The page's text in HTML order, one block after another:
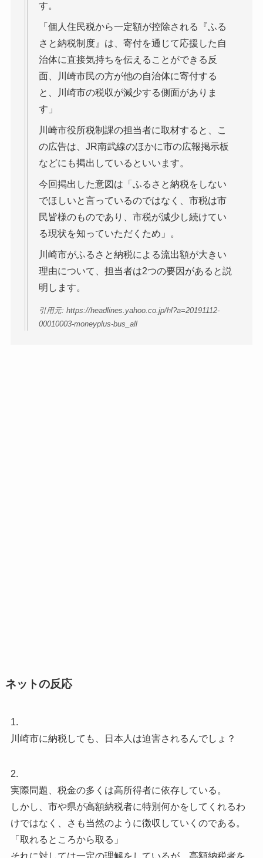
す。
「個人住民税から一定額が控除される『ふる
さと納税制度』は、寄付を通じて応援した自
治体に直接気持ちを伝えることができる反
面、川崎市民の方が他の自治体に寄付する
と、川崎市の税収が減少する側面がありま
す」
川崎市役所税制課の担当者に取材すると、こ
の広告は、JR南武線のほかに市の広報掲示板
などにも掲出しているといいます。
今回掲出した意図は「ふるさと納税をしない
でほしいと言っているのではなく、市税は市
民皆様のものであり、市税が減少し続けてい
る現状を知っていただくため」。
川崎市がふるさと納税による流出額が大きい
理由について、担当者は2つの要因があると説
明します。
引用元: https://headlines.yahoo.co.jp/hl?a=20191112-
00010003-moneyplus-bus_all
ネットの反応
1.
川崎市に納税しても、日本人は迫害されるんでしょ？
2.
実際問題、税金の多くは高所得者に依存している。
しかし、市や県が高額納税者に特別何かをしてくれるわ
けではなく、さも当然のように徴収していくのである。
「取れるところから取る」
それに対しては一定の理解をしているが、高額納税者を